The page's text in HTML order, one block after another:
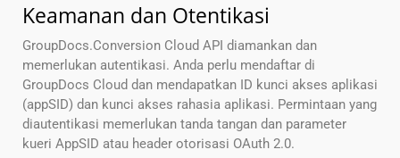
Keamanan dan Otentikasi
GroupDocs.Conversion Cloud API diamankan dan
memerlukan autentikasi. Anda perlu mendaftar di
GroupDocs Cloud dan mendapatkan ID kunci akses aplikasi
(appSID) dan kunci akses rahasia aplikasi. Permintaan yang
diautentikasi memerlukan tanda tangan dan parameter
kueri AppSID atau header otorisasi OAuth 2.0.